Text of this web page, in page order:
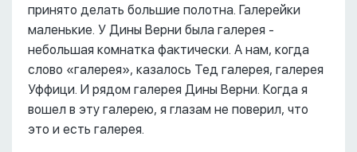
принято делать большие полотна. Галерейки
маленькие. У Дины Верни была галерея -
небольшая комнатка фактически. А нам, когда
слово «галерея», казалось Тед галерея, галерея
Уффици. И рядом галерея Дины Верни. Когда я
вошел в эту галерею, я глазам не поверил, что
это и есть галерея.